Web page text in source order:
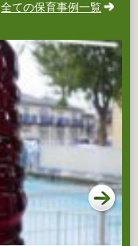
全ての保育事例一覧